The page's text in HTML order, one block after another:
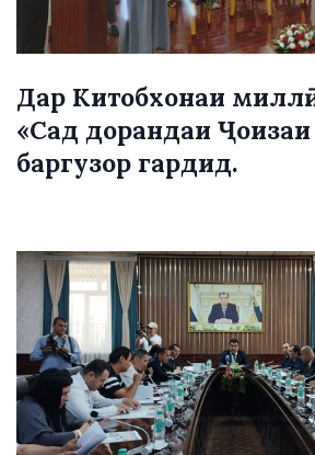
Дар Китобхонаи
«Сад дорандаи
баргузор гардид.